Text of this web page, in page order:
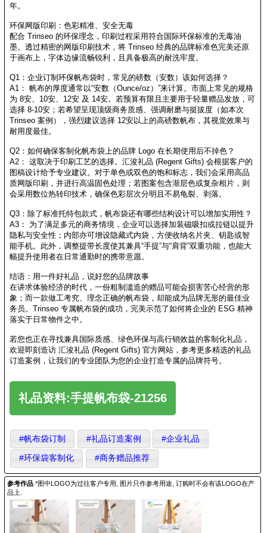
年。
环保网版印刷：色彩精准、安全无毒
配合 Trinseo 的环保理念，印刷过程采用符合国际环保标准的无毒油
墨。透过精密的网版印刷技术，将 Trinseo 经典的品牌标准色完美还原
于画布上，字体边缘流畅锐利，且具备极高的耐洗牢度。
Q1：企业订制环保帆布袋时，常见的磅数（安数）该如何选择？
A1： 帆布的厚度通常以“安数（Ounce/oz）”来计算。市面上常见的规格
为 8安、10安、12安 及 14安。若预算有限且主要用于轻量赠品发放，可
选择 8-10安；若希望呈现顶级商务质感、强调耐磨与挺拔度（如本次
Trinseo 案例），强烈建议选择 12安以上的高磅数帆布，其视觉效果与
耐用度最佳。
Q2：如何确保客制化帆布袋上的品牌 Logo 在长期使用后不掉色？
A2： 这取决于印刷工艺的选择。汇浚礼品 (Regent Gifts) 会根据客户的
图稿设计给予专业建议。对于单色或双色的饱和标志，我们会采用高品
质网版印刷，并进行高温固色处理；若图案包含渐层色或复杂相片，则
会采用数位热转印技术，确保色彩层次分明且不易龟裂、剥落。
Q3：除了标准托特包款式，帆布袋还有哪些结构设计可以增加实用性？
A3： 为了满足多元的商务情境，企业可以选择加装磁吸扣或拉链以提升
隐私与安全性；内部亦可增设隐藏式内袋，方便收纳名片夹、钥匙或智
能手机。此外，调整提带长度使其兼具“手提”与“肩背”双重功能，也能大
幅提升使用者在日常通勤时的携带意愿。
结语：用一件好礼品，说好您的品牌故事
在讲求体验经济的时代，一份粗制滥造的赠品可能会损害苦心经营的形
象；而一款做工考究、理念正确的帆布袋，却能成为品牌无形的最佳业
务员。Trinseo 专属帆布袋的成功，完美示范了如何将企业的 ESG 精神
落实于日常物件之中。
若您也正在寻找兼具国际质感、绿色环保与高行销效益的客制化礼品，
欢迎即刻造访 汇浚礼品 (Regent Gifts) 官方网站，参考更多精选的礼品
订造案例，让我们的专业团队为您的企业打造专属的品牌符号。
礼品资料:手提帆布袋-21256
#帆布袋订制 #礼品订造案例 #企业礼品
#环保袋客制化 #商务赠品推荐
参考作品 *图中LOGO为过往客户专用, 图片只作参考用途, 订购时不会有该LOGO在产
品上.